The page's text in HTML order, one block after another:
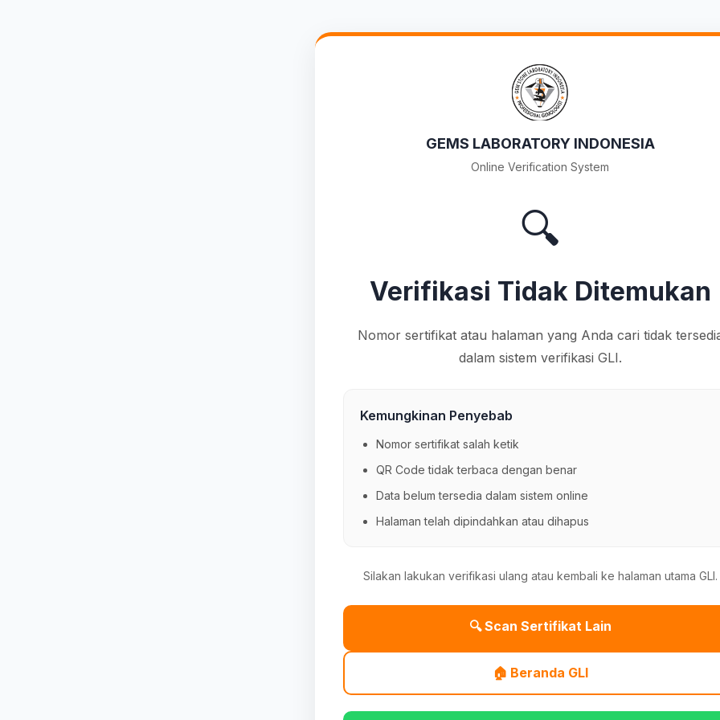
GEMS LABORATORY INDONESIA
Online Verification System
🔍
Verifikasi Tidak Ditemukan
Nomor sertifikat atau halaman yang Anda cari tidak
dalam sistem verifikasi GLI.
Kemungkinan Penyebab
Nomor sertifikat salah ketik
QR Code tidak terbaca dengan benar
Data belum tersedia dalam sistem online
Halaman telah dipindahkan atau dihapus
Silakan lakukan verifikasi ulang atau kembali ke halaman utama GLI.
🔍 Scan Sertifikat Lain
🏠 Beranda GLI